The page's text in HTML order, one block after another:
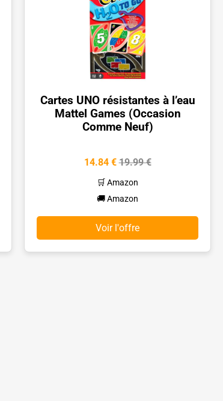
Cartes UNO résistantes à l’eau
Mattel Games (Occasion
Comme Neuf)
14.84 €19.99 €
🛒 Amazon
🚚 Amazon
Voir l'offre